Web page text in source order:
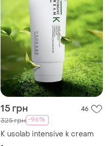
15 грн 46
325 грн -96%
K usolab intensive k cream